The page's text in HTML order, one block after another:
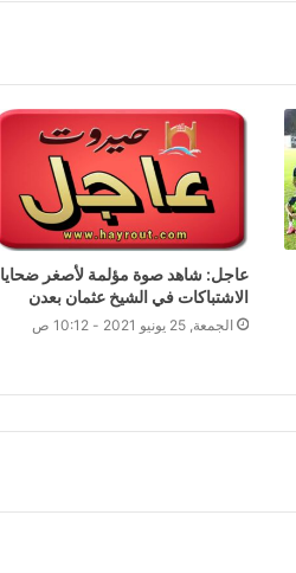
عاجل: شاهد صوة مؤلمة لأصغر ضحايا
الاشتباكات في الشيخ عثمان بعدن
الجمعة, 25 يونيو 2021 - 10:12 ص